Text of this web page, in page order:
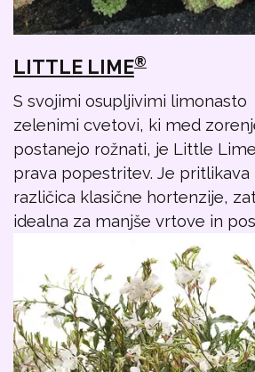
LITTLE LIME®
S svojimi osupljivimi limonasto
zelenimi cvetovi, ki med
postanejo rožnati, je Little Lime
prava popestritev. Je pritlikava
različica klasične hortenzije,
idealna za manjše vrtove in